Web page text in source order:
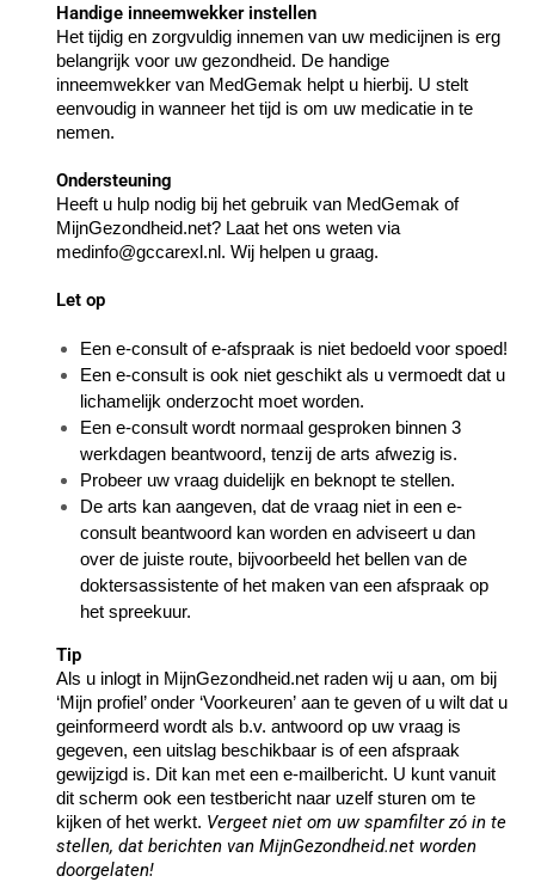
Handige inneemwekker instellen
Het tijdig en zorgvuldig innemen van uw medicijnen is erg
belangrijk voor uw gezondheid. De handige
inneemwekker van MedGemak helpt u hierbij. U stelt
eenvoudig in wanneer het tijd is om uw medicatie in te
nemen.
Ondersteuning
Heeft u hulp nodig bij het gebruik van MedGemak of
MijnGezondheid.net? Laat het ons weten via
medinfo@gccarexl.nl. Wij helpen u graag.
Let op
Een e-consult of e-afspraak is niet bedoeld voor spoed!
Een e-consult is ook niet geschikt als u vermoedt dat u
lichamelijk onderzocht moet worden.
Een e-consult wordt normaal gesproken binnen 3
werkdagen beantwoord, tenzij de arts afwezig is.
Probeer uw vraag duidelijk en beknopt te stellen.
De arts kan aangeven, dat de vraag niet in een e-
consult beantwoord kan worden en adviseert u dan
over de juiste route, bijvoorbeeld het bellen van de
doktersassistente of het maken van een afspraak op
het spreekuur.
Tip
Als u inlogt in MijnGezondheid.net raden wij u aan, om bij
‘Mijn profiel’ onder ‘Voorkeuren’ aan te geven of u wilt dat u
geinformeerd wordt als b.v. antwoord op uw vraag is
gegeven, een uitslag beschikbaar is of een afspraak
gewijzigd is. Dit kan met een e-mailbericht. U kunt vanuit
dit scherm ook een testbericht naar uzelf sturen om te
kijken of het werkt. Vergeet niet om uw spamfilter zó in te
stellen, dat berichten van MijnGezondheid.net worden
doorgelaten!